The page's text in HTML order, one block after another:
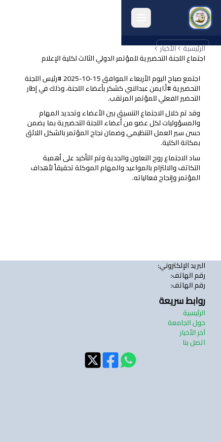
english
الرئيسية
انشطة الكلية
البحث العلمي
الجودة وتقييم الأداء
الخريجون
المرافق الكلية
الرئيسية الأخبار
اجتماع اللجنة التحضيرية للمؤتمر الدولي الثالث لكلية الإعلام
اجتمع صباح اليوم الأربعاء الموافق 15-10-2025 #رئيس اللجنة
التحضيرية #أ.ايمن عبدالنبي كشكر بأعضاء اللجنة، وذلك في إطار
التحضير الفعلي للمؤتمر المرتقب.
وقد تم خلال الاجتماع التنسيق بين الأعضاء وتحديد المهام
والمسؤوليات لكل عضو من أعضاء اللجنة التحضيرية بما يضمن
حسن سير العمل التنظيمي وضمان نجاح المؤتمر بالشكل اللائق
بمكانة الكلية.
ساد الاجتماع روح التعاون والجدية وتم التأكيد على أهمية
التكاتف والالتزام بالمواعيد والمهام الموكلة تحقيقاً لأهداف
المؤتمر وإنجاح فعالياته.
البريد الإلكتروني:
رقم الهاتف:
رقم الهاتف:
روابط سريعة
الرئيسية
حول الجامعة
آخر الأخبار
اتصل بنا